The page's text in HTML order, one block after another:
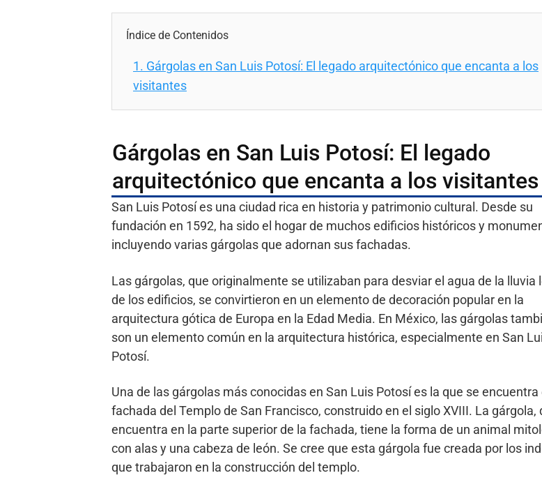
Índice de Contenidos
1. Gárgolas en San Luis Potosí: El legado arquitectónico que encanta a los
visitantes
Gárgolas en San Luis Potosí: El legado
arquitectónico que encanta a los visitantes
San Luis Potosí es una ciudad rica en historia y patrimonio cultural. Desde su
fundación en 1592, ha sido el hogar de muchos edificios históricos y
incluyendo varias gárgolas que adornan sus fachadas.
Las gárgolas, que originalmente se utilizaban para desviar el agua de la lluvia
de los edificios, se convirtieron en un elemento de decoración popular en la
arquitectura gótica de Europa en la Edad Media. En México, las gárgolas
son un elemento común en la arquitectura histórica, especialmente en San
Potosí.
Una de las gárgolas más conocidas en San Luis Potosí es la que se encuentra
fachada del Templo de San Francisco, construido en el siglo XVIII. La gárgola,
encuentra en la parte superior de la fachada, tiene la forma de un animal
con alas y una cabeza de león. Se cree que esta gárgola fue creada por los
que trabajaron en la construcción del templo.